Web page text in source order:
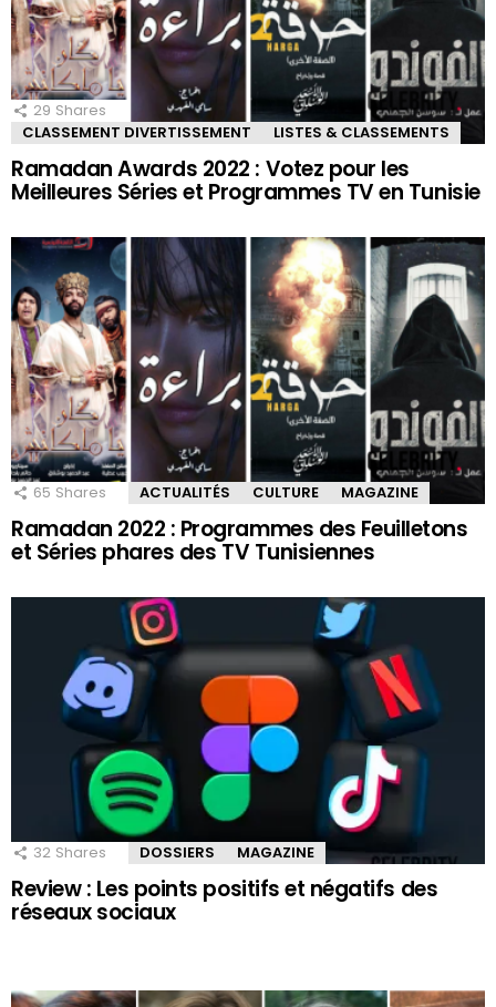
29 Shares
CLASSEMENT DIVERTISSEMENT
LISTES & CLASSEMENTS
Ramadan Awards 2022 : Votez pour les
Meilleures Séries et Programmes TV en Tunisie
65 Shares ACTUALITÉS CULTURE MAGAZINE
Ramadan 2022 : Programmes des Feuilletons
et Séries phares des TV Tunisiennes
32 Shares DOSSIERS MAGAZINE
Review : Les points positifs et négatifs des
réseaux sociaux